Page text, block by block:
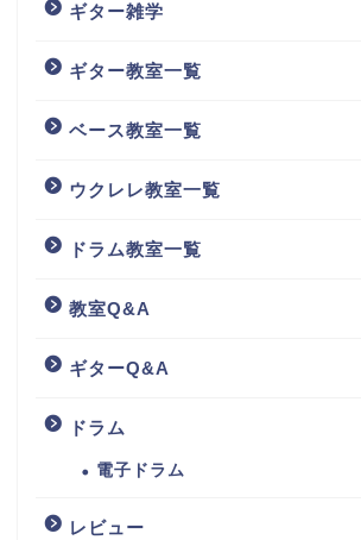
ギター雑学
ギター教室一覧
ベース教室一覧
ウクレレ教室一覧
ドラム教室一覧
教室Q&A
ギターQ&A
ドラム
電子ドラム
レビュー